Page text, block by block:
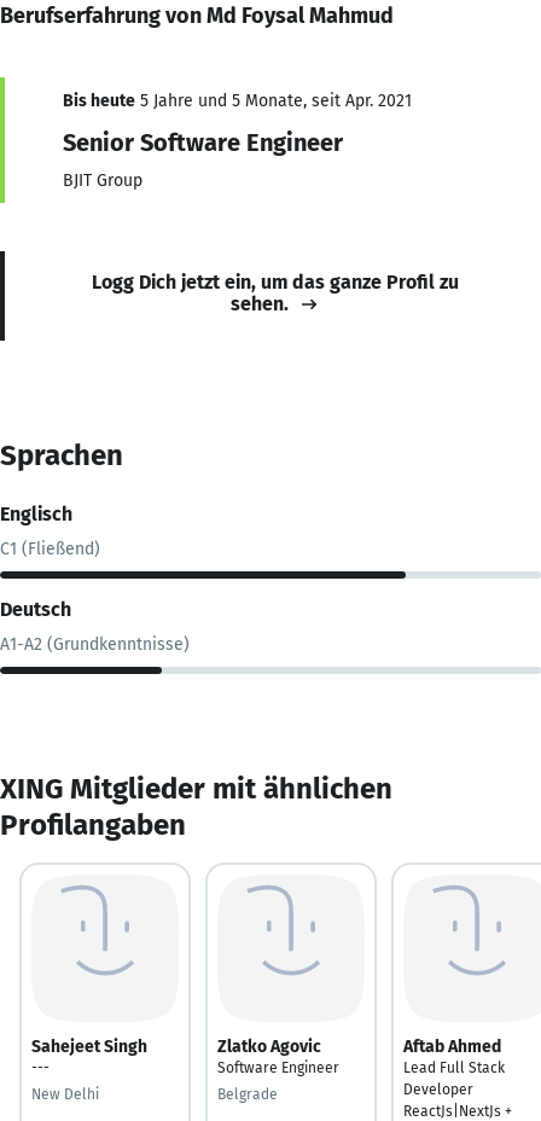
Berufserfahrung von Md Foysal Mahmud
Bis heute 5 Jahre und 5 Monate, seit Apr. 2021
Senior Software Engineer
BJIT Group
Logg Dich jetzt ein, um das ganze Profil zu
sehen.
Sprachen
Englisch
C1 (Fließend)
Deutsch
A1-A2 (Grundkenntnisse)
XING Mitglieder mit ähnlichen
Profilangaben
Sahejeet Singh
---
New Delhi
Zlatko Agovic
Software Engineer
Belgrade
Aftab Ahmed
Lead Full Stack
Developer
ReactJs|NextJs +